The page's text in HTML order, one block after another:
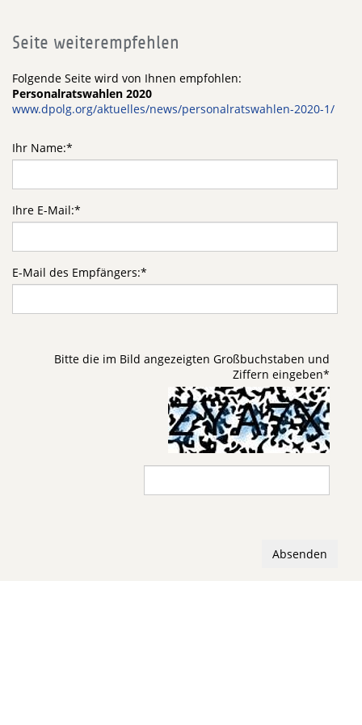
Seite weiterempfehlen
Folgende Seite wird von Ihnen empfohlen:
Personalratswahlen 2020
www.dpolg.org/aktuelles/news/personalratswahlen-2020-1/
Ihr Name:*
Ihre E-Mail:*
E-Mail des Empfängers:*
Bitte die im Bild angezeigten Großbuchstaben und
Ziffern eingeben*
Absenden